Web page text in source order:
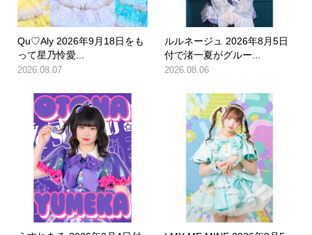
Qu♡Aly 2026年9月18日をも
って星乃怜愛...
2026.08.07
ルルネージュ 2026年8月5日
付で渚一夏がグルー...
2026.08.06